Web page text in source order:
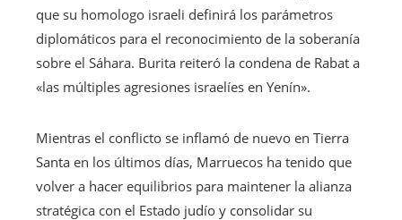
que su homologo israeli definirá los parámetros
diplomáticos para el reconocimiento de la soberanía
sobre el Sáhara. Burita reiteró la condena de Rabat a
«las múltiples agresiones israelíes en Yenín».
Mientras el conflicto se inflamó de nuevo en Tierra
Santa en los últimos días, Marruecos ha tenido que
volver a hacer equilibrios para maintener la alianza
stratégica con el Estado judío y consolidar su